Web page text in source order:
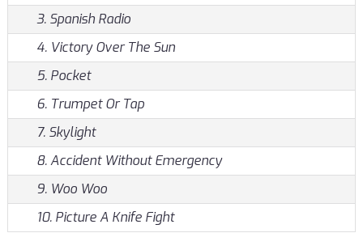
3. Spanish Radio
4. Victory Over The Sun
5. Pocket
6. Trumpet Or Tap
7. Skylight
8. Accident Without Emergency
9. Woo Woo
10. Picture A Knife Fight